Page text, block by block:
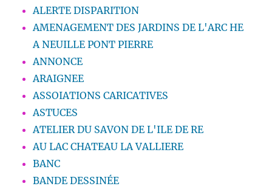
ALERTE DISPARITION
AMENAGEMENT DES JARDINS DE L'ARC HE
A NEUILLE PONT PIERRE
ANNONCE
ARAIGNEE
ASSOIATIONS CARICATIVES
ASTUCES
ATELIER DU SAVON DE L'ILE DE RE
AU LAC CHATEAU LA VALLIERE
BANC
BANDE DESSINÉE